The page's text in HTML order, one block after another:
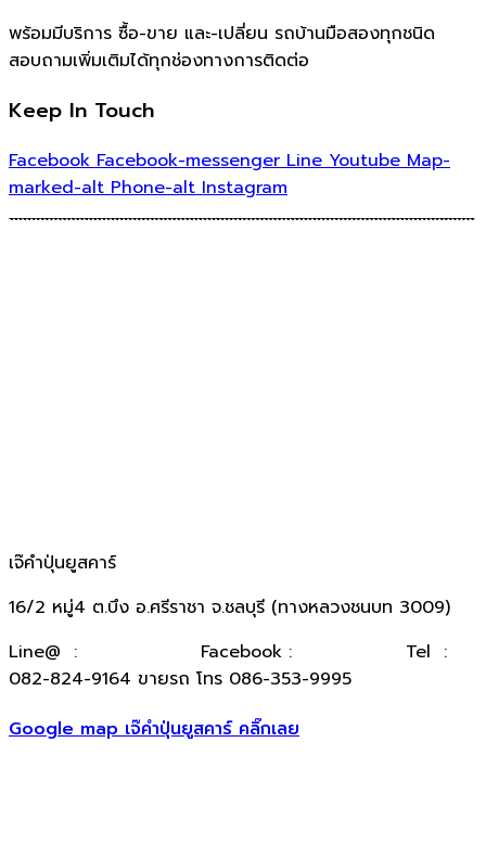
พร้อมมีบริการ ซื้อ-ขาย และ-เปลี่ยน รถบ้านมือสองทุกชนิด
สอบถามเพิ่มเติมได้ทุกช่องทางการติดต่อ
Keep In Touch
Facebook Facebook-messenger Line Youtube Map-
marked-alt Phone-alt Instagram
เจ๊คำปุ่นยูสคาร์
16/2 หมู่4 ต.บึง อ.ศรีราชา จ.ชลบุรี (ทางหลวงชนบท 3009)
​Line@ :
Facebook :
Tel :
082-824-9164 ขายรถ โทร 086-353-9995
Google map เจ๊คำปุ่นยูสคาร์ คลิ๊กเลย